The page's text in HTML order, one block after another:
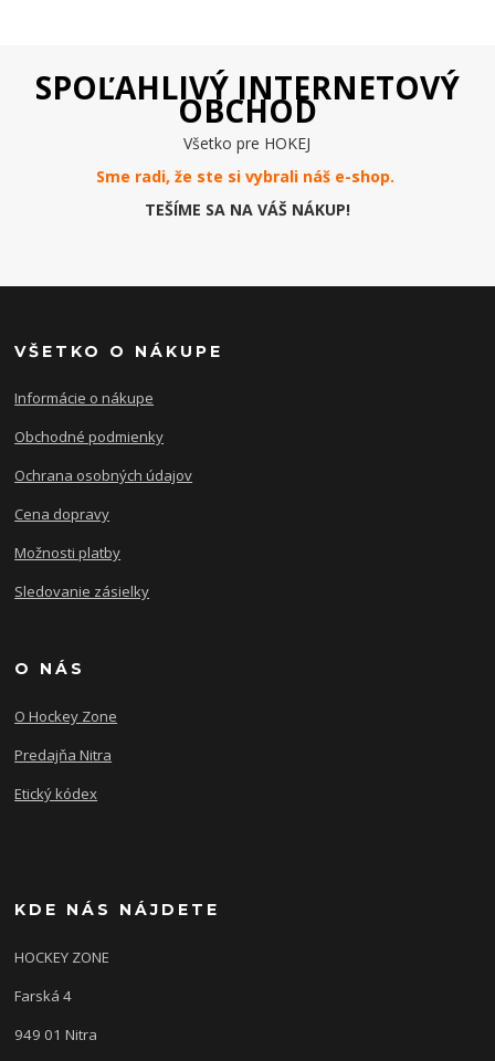
SPOĽAHLIVÝ INTERNETOVÝ
OBCHOD
Všetko pre HOKEJ
Sme radi, že ste si vybrali náš e-shop.
TEŠÍME SA NA VÁŠ NÁKUP!
VŠETKO O NÁKUPE
Informácie o nákupe
Obchodné podmienky
Ochrana osobných údajov
Cena dopravy
Možnosti platby
Sledovanie zásielky
O NÁS
O Hockey Zone
Predajňa Nitra
Etický kódex
KDE NÁS NÁJDETE
HOCKEY ZONE
Farská 4
949 01 Nitra